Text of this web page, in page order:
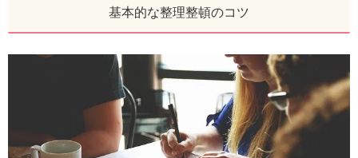
基本的な整理整頓のコツ